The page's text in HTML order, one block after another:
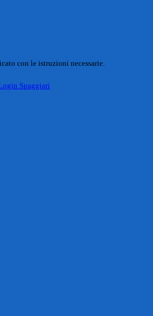
con le istruzioni necessarie.
Spaggiari